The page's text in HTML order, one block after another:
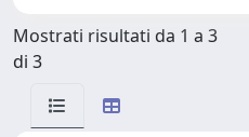
Mostrati risultati da 1 a 3
di 3